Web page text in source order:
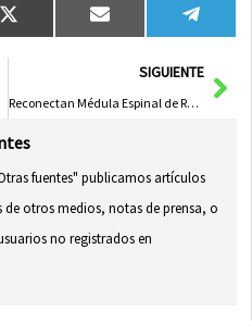
Compartir
en
X
(Twitter)
Compartir
en
Email
en
SIGUIENTE
Reconectan Médula Espinal de Rata Usando Espumas de Grafeno
fuentes" publicamos artículos
otros medios, notas de prensa, o
no registrados en